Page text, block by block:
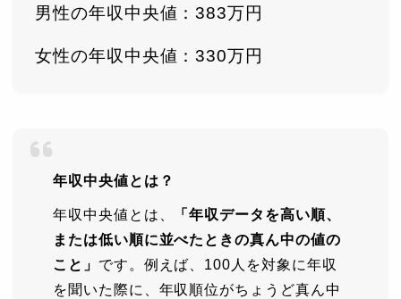
男性の年収中央値：383万円
女性の年収中央値：330万円
年収中央値とは？
年収中央値とは、
「年収データを高い順、
または低い順に並べたときの真ん中の値の
こと」 です。例えば、100人を対象に年収
を聞いた際に、年収順位がちょうど真ん中